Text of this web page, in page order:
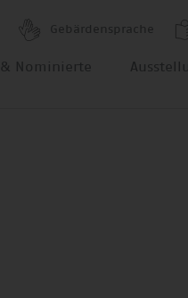
Gebärdensprache
Nominierte